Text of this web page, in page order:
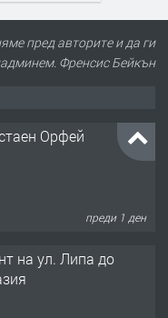
пред авторите и да ги
Френсис Бейкън
Орфей
преди 1 ден
на ул. Липа до